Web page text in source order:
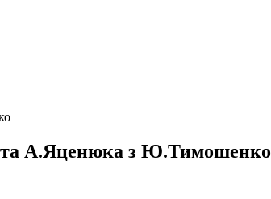
та А.Яценюка з Ю.Тимошенко